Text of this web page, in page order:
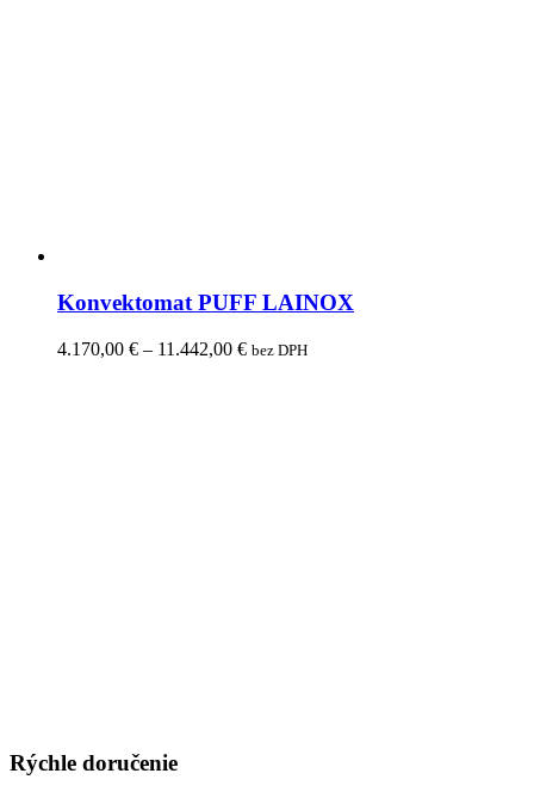
Konvektomat PUFF LAINOX
4.170,00 € – 11.442,00 € bez DPH
Rýchle doručenie